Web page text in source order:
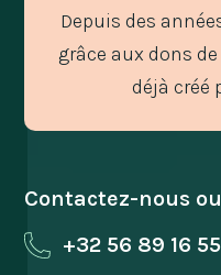
Depuis des
grâce aux dons
déjà créé
Contactez-nous
+32 56 89 16 55